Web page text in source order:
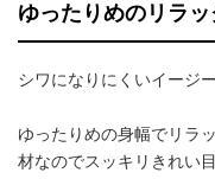
ゆったりめのリラ
シワになりにくいイージ
ゆったりめの身幅でリラ
材なのでスッキリきれい